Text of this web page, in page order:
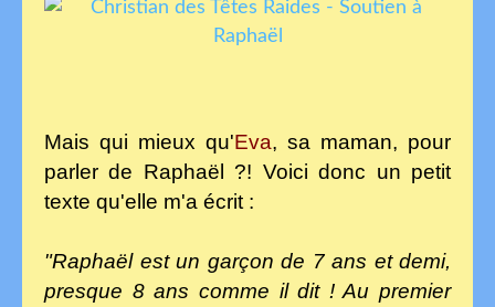
Mais qui mieux qu'Eva, sa maman, pour
parler de Raphaël ?! Voici donc un petit
texte qu'elle m'a écrit :
"Raphaël est un garçon de 7 ans et demi,
presque 8 ans comme il dit ! Au premier